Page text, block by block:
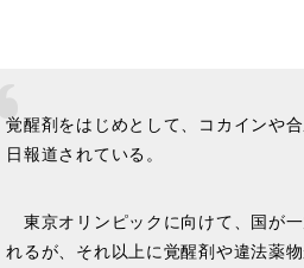
覚醒剤をはじめとして、コカインや
日報道されている。
東京オリンピックに向けて、国が
れるが、それ以上に覚醒剤や違法薬